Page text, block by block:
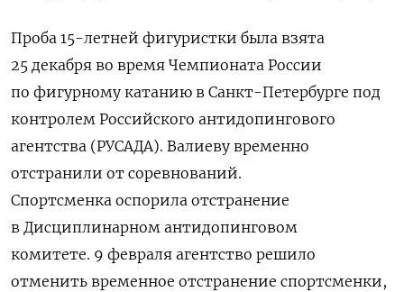
Проба 15-летней фигуристки была взята
25 декабря во время Чемпионата России
по фигурному катанию в Санкт-Петербурге под
контролем Российского антидопингового
агентства (РУСАДА). Валиеву временно
отстранили от соревнований.
Спортсменка оспорила отстранение
в Дисциплинарном антидопинговом
комитете. 9 февраля агентство решило
отменить временное отстранение спортсменки,